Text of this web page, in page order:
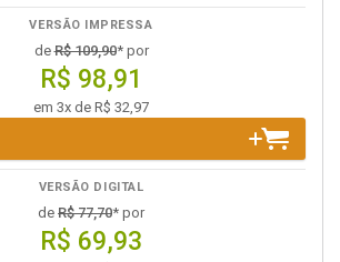
VERSÃO IMPRESSA
deR$ 109,90* por
R$ 98,91
em 3x de R$ 32,97
VERSÃO DIGITAL
de R$ 77,70* por
R$ 69,93